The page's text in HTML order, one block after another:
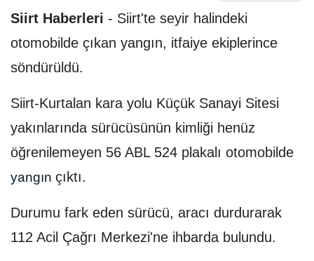
Siirt Haberleri - Siirt'te seyir halindeki
otomobilde çıkan yangın, itfaiye ekiplerince
söndürüldü.
Siirt-Kurtalan kara yolu Küçük Sanayi Sitesi
yakınlarında sürücüsünün kimliği henüz
öğrenilemeyen 56 ABL 524 plakalı otomobilde
yangın çıktı.
Durumu fark eden sürücü, aracı durdurarak
112 Acil Çağrı Merkezi'ne ihbarda bulundu.